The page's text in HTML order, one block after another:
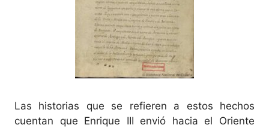
Las historias que se refieren a estos hechos
cuentan que Enrique III envió hacia el Oriente